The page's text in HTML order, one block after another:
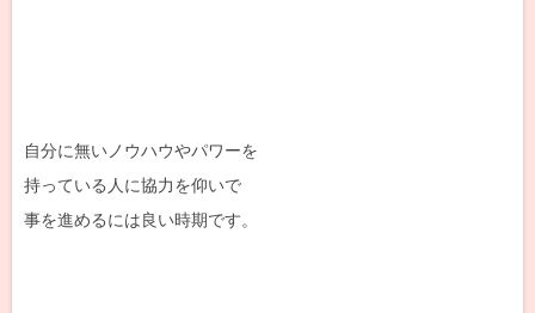
自分に無いノウハウやパワーを
持っている人に協力を仰いで
事を進めるには良い時期です。